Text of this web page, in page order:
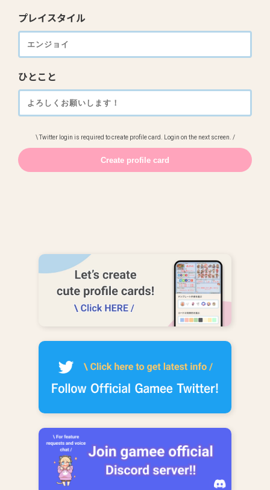
プレイスタイル
ひとこと
\ Twitter login is required to create profile card. Login on the next screen. /